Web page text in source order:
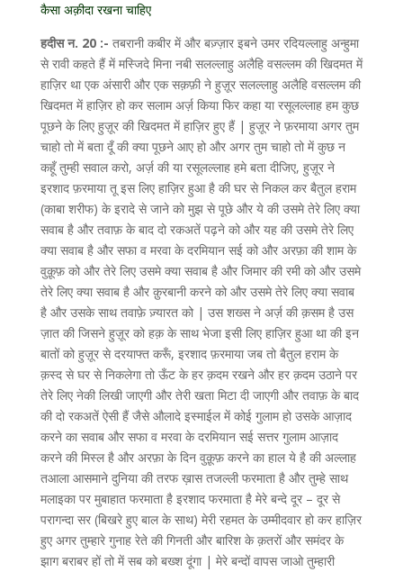
कैसा अक़ीदा रखना चाहिए
हदीस न. 20 :- तबरानी कबीर में और बज़्ज़ार इबने उमर रदियल्लाहु अन्हुमा
से रावी कहते हैं में मस्जिदे मिना नबी सलल्लाहु अलैहि वसल्लम की खिदमत में
हाज़िर था एक अंसारी और एक सक़फ़ी ने हुज़ूर सलल्लाहु अलैहि वसल्लम की
खिदमत में हाज़िर हो कर सलाम अर्ज़ किया फिर कहा या रसूलल्लाह हम कुछ
पूछने के लिए हुज़ूर की खिदमत में हाज़िर हुए हैं | हुज़ूर ने फ़रमाया अगर तुम
चाहो तो में बता दूँ की क्या पूछने आए हो और अगर तुम चाहो तो में कुछ न
कहूँ तुम्ही सवाल करो, अर्ज़ की या रसूलल्लाह हमे बता दीजिए, हुज़ूर ने
इरशाद फ़रमाया तू इस लिए हाज़िर हुआ है की घर से निकल कर बैतुल हराम
(काबा शरीफ) के इरादे से जाने को मुझ से पूछे और ये की उसमे तेरे लिए क्या
सवाब है और तवाफ़ के बाद दो रकअतें पढ़ने को और यह की उसमे तेरे लिए
क्या सवाब है और सफा व मरवा के दरमियान सई को और अरफ़ा की शाम के
वुक़ूफ़ को और तेरे लिए उसमे क्या सवाब है और जिमार की रमी को और उसमे
तेरे लिए क्या सवाब है और क़ुरबानी करने को और उसमे तेरे लिए क्या सवाब
है और उसके साथ तवाफ़े ज़्यारत को | उस शख्स ने अर्ज़ की क़सम है उस
ज़ात की जिसने हुज़ूर को हक़ के साथ भेजा इसी लिए हाज़िर हुआ था की इन
बातों को हुज़ूर से दरयाफ्त करूँ, इरशाद फ़रमाया जब तो बैतुल हराम के
क़स्द से घर से निकलेगा तो ऊँट के हर क़दम रखने और हर क़दम उठाने पर
तेरे लिए नेकी लिखी जाएगी और तेरी खता मिटा दी जाएगी और तवाफ़ के बाद
की दो रकअतें ऐसी हैं जैसे औलादे इस्माईल में कोई गुलाम हो उसके आज़ाद
करने का सवाब और सफा व मरवा के दरमियान सई सत्तर गुलाम आज़ाद
करने की मिस्ल है और अरफ़ा के दिन वुक़ूफ़ करने का हाल ये है की अल्लाह
तआला आसमाने दुनिया की तरफ ख़ास तजल्ली फरमाता है और तुम्हे साथ
मलाइका पर मुबाहात फरमाता है इरशाद फरमाता है मेरे बन्दे दूर – दूर से
परागन्दा सर (बिखरे हुए बाल के साथ) मेरी रहमत के उम्मीदवार हो कर हाज़िर
हुए अगर तुम्हारे गुनाह रेते की गिनती और बारिश के क़तरों और समंदर के
झाग बराबर हों तो में सब को बख्श दूंगा | मेरे बन्दों वापस जाओ तुम्हारी